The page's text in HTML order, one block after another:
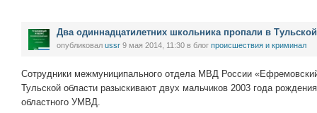
Два одиннадцатилетних школьника пропали в
опубликовал ussr 9 мая 2014, 11:30 в блог проиcшествия и криминал
Сотрудники межмуниципального отдела МВД России
Тульской области разыскивают двух мальчиков 2003 года
областного УМВД.